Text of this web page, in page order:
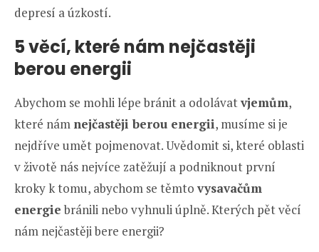
depresí a úzkostí.
5 věcí, které nám nejčastěji
berou energii
Abychom se mohli lépe bránit a odolávatvjemům,
které nám nejčastěji berou energii, musíme si je
nejdříve umět pojmenovat. Uvědomit si, které oblasti
v životě nás nejvíce zatěžují a podniknout první
kroky k tomu, abychom se těmto vysavačům
energie bránili nebo vyhnuli úplně. Kterých pět věcí
nám nejčastěji bere energii?